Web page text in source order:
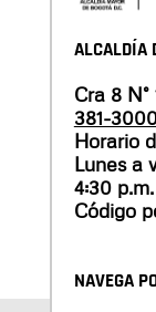
ALCALDÍA
Cra 8
381-
Horario
Lunes a
4:30 p.m.
Código
NAVEGA